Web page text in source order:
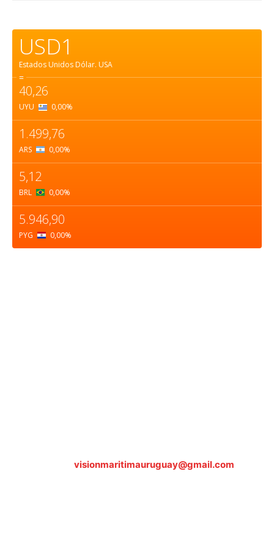
USD1
Estados Unidos Dólar. USA
=
40,26
UYU 0,00%
1.499,76
ARS 0,00%
5,12
BRL 0,00%
5.946,90
PYG 0,00%
visionmaritimauruguay@gmail.com